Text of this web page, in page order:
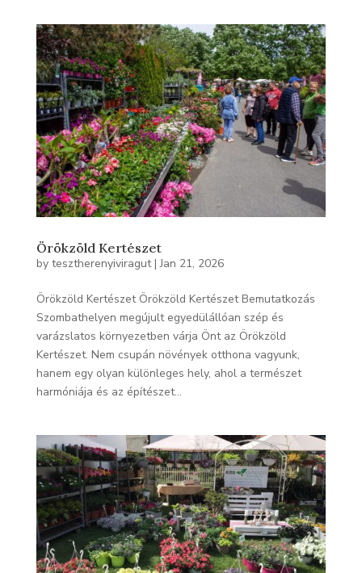
Örökzöld Kertészet
by tesztherenyiviragut|Jan 21, 2026
Örökzöld Kertészet Örökzöld Kertészet Bemutatkozás
Szombathelyen megújult egyedülállóan szép és
varázslatos környezetben várja Önt az Örökzöld
Kertészet. Nem csupán növények otthona vagyunk,
hanem egy olyan különleges hely, ahol a természet
harmóniája és az építészet...